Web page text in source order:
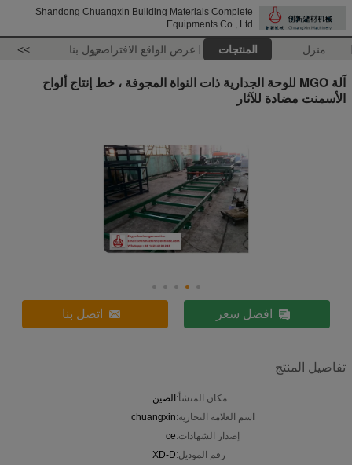
Shandong Chuangxin Building Materials Complete
Equipments Co., Ltd
منزل المنتجات عرض الواقع الافتراضيحول بنا >>
آلة MGO للوحة الجدارية ذات النواة المجوفة ، خط إنتاج ألواح
الأسمنت مضادة للآثار
افضل سعر اتصل بنا
تفاصيل المنتج
مكان المنشأ:الصين
اسم العلامة التجارية:chuangxin
إصدار الشهادات:ce
رقم الموديل:XD-D